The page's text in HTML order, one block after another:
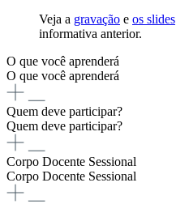
Veja a gravação e os slides
informativa anterior.
O que você aprenderá
O que você aprenderá
Quem deve participar?
Quem deve participar?
Corpo Docente Sessional
Corpo Docente Sessional